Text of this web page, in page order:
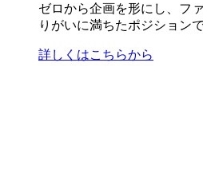
ゼロから企画を形にし、フ
りがいに満ちたポジションで
詳しくはこちらから